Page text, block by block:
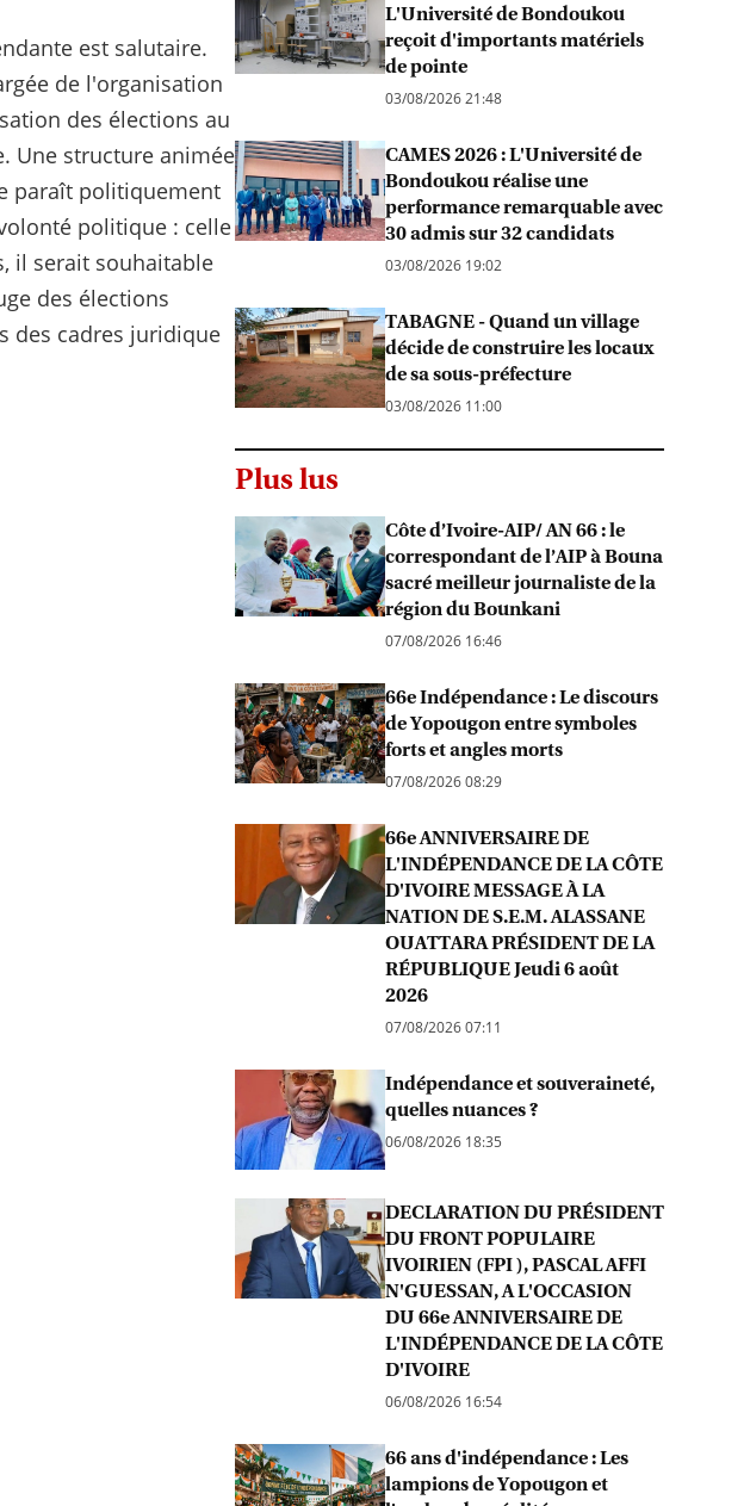
est salutaire.
de l'organisation
des élections au
Une structure animée
paraît politiquement
politique : celle
il serait souhaitable
des élections
des cadres juridique
L'Université de Bondoukou
reçoit d'importants matériels
de pointe
03/08/2026 21:48
CAMES 2026 : L'Université de
Bondoukou réalise une
performance remarquable avec
30 admis sur 32 candidats
03/08/2026 19:02
TABAGNE - Quand un village
décide de construire les locaux
de sa sous-préfecture
03/08/2026 11:00
Plus lus
Côte d’Ivoire-AIP/ AN 66 : le
correspondant de l’AIP à Bouna
sacré meilleur journaliste de la
région du Bounkani
07/08/2026 16:46
66e Indépendance : Le discours
de Yopougon entre symboles
forts et angles morts
07/08/2026 08:29
66e ANNIVERSAIRE DE
L'INDÉPENDANCE DE LA CÔTE
D'IVOIRE MESSAGE À LA
NATION DE S.E.M. ALASSANE
OUATTARA PRÉSIDENT DE LA
RÉPUBLIQUE Jeudi 6 août
2026
07/08/2026 07:11
Indépendance et souveraineté,
quelles nuances ?
06/08/2026 18:35
DECLARATION DU PRÉSIDENT
DU FRONT POPULAIRE
IVOIRIEN (FPI ), PASCAL AFFI
N'GUESSAN, A L'OCCASION
DU 66e ANNIVERSAIRE DE
L'INDÉPENDANCE DE LA CÔTE
D'IVOIRE
06/08/2026 16:54
66 ans d'indépendance : Les
lampions de Yopougon et